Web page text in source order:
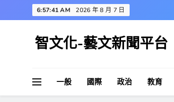
to
6:57:42 AM 2026 年 8 月 7 日
智文化-藝文新聞平台
一般 國際 政治 教育